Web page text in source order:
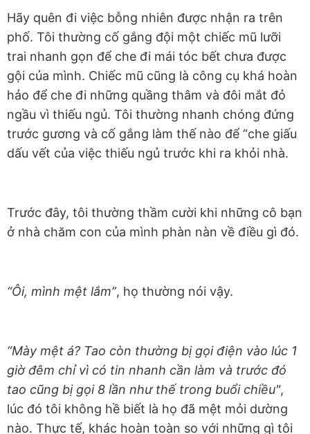
Hãy quên đi việc bỗng nhiên được nhận ra trên
phố. Tôi thường cố gắng đội một chiếc mũ lưỡi
trai nhanh gọn để che đi mái tóc bết chưa được
gội của mình. Chiếc mũ cũng là công cụ khá hoàn
hảo để che đi những quầng thâm và đôi mắt đỏ
ngầu vì thiếu ngủ. Tôi thường nhanh chóng đứng
trước gương và cố gắng làm thế nào để “che giấu
dấu vết của việc thiếu ngủ trước khi ra khỏi nhà.
Trước đây, tôi thường thầm cười khi những cô bạn
ở nhà chăm con của mình phàn nàn về điều gì đó.
“Ôi, mình mệt lắm”, họ thường nói vậy.
“Mày mệt á? Tao còn thường bị gọi điện vào lúc 1
giờ đêm chỉ vì có tin nhanh cần làm và trước đó
tao cũng bị gọi 8 lần như thế trong buổi chiều",
lúc đó tôi không hề biết là họ đã mệt mỏi dường
nào. Thực tế, khác hoàn toàn so với những gì tôi